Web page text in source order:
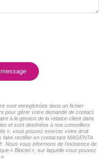
sont enregistrées dans un fichier
pour gérer votre demande de contact.
à la gestion de la relation client dans
et sont destinées à nos conseillers
», vous pouvez exercer votre droit
rectifier en contactant MAGENTA
Nous vous informons de l'existence de
« Bloctel », sur laquelle vous pouvez
»